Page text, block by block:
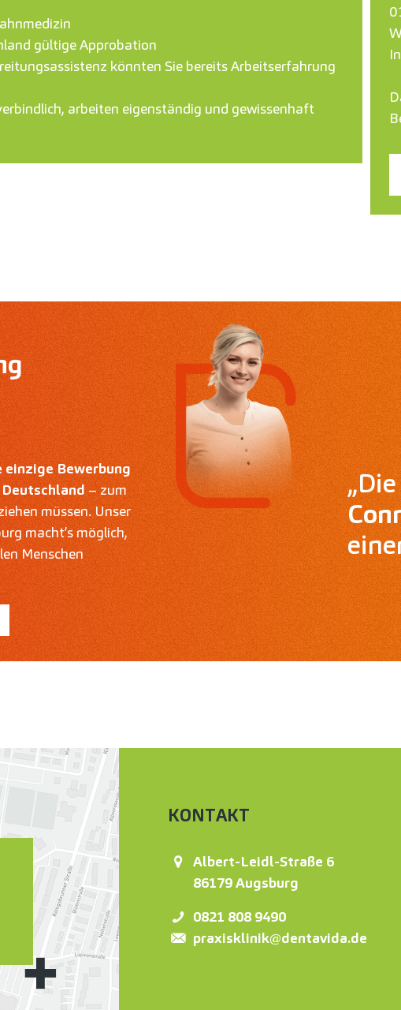
gültige Approbation
könnten Sie bereits Arbeitserfahrung
arbeiten eigenständig und gewissenhaft
einzige Bewerbung
– zum
müssen. Unser
macht’s möglich,
Menschen
„Die
KONTAKT
Albert-Leidl-Straße 6
86179Augsburg
0821 808 9490
praxisklinik@dentavida.de